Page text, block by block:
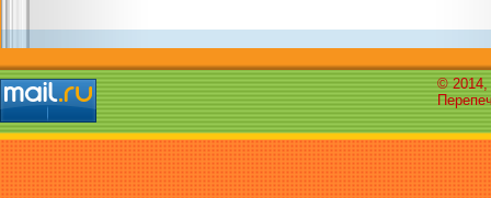
© 2014,